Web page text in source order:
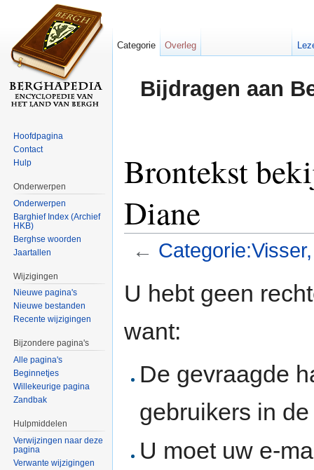
Bijdragen aan
Brontekst
Diane
←
U hebt geen
want:
De gevraagde
gebruikers in
U moet uw e-
Categorie Overleg
Hoofdpagina
Contact
Hulp
Onderwerpen
Onderwerpen
Barghief Index (Archief
HKB)
Berghse woorden
Jaartallen
Wijzigingen
Nieuwe pagina's
Nieuwe bestanden
Recente wijzigingen
Bijzondere pagina's
Alle pagina's
Beginnetjes
Willekeurige pagina
Zandbak
Hulpmiddelen
Verwijzingen naar deze
pagina
Verwante wijzigingen